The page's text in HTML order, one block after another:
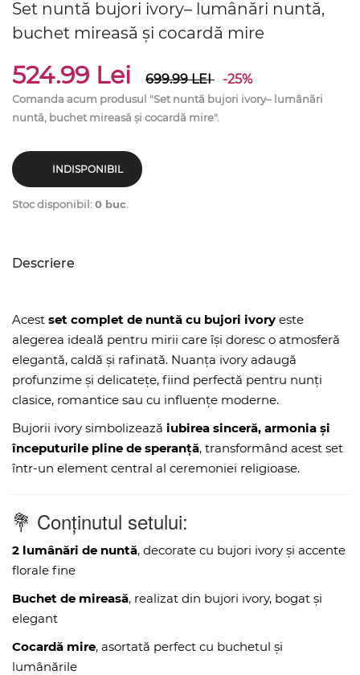
Set nuntă bujori ivory– lumânări nuntă,
buchet mireasă și cocardă mire
524.99 Lei 699.99LEI -25%
Comanda acum produsul "Set nuntă bujori ivory– lumânări
nuntă, buchet mireasă și cocardă mire".
INDISPONIBIL
Stoc disponibil:0 buc.
Descriere
Acest set complet de nuntă cu bujori ivory este
alegerea ideală pentru mirii care își doresc o atmosferă
elegantă, caldă și rafinată. Nuanța ivory adaugă
profunzime și delicatețe, fiind perfectă pentru nunți
clasice, romantice sau cu influențe moderne.
Bujorii ivory simbolizează iubirea sinceră, armonia și
începuturile pline de speranță, transformând acest set
într-un element central al ceremoniei religioase.
💐 Conținutul setului:
2 lumânări de nuntă, decorate cu bujori ivory și accente
florale fine
Buchet de mireasă, realizat din bujori ivory, bogat și
elegant
Cocardă mire, asortată perfect cu buchetul și
lumânările